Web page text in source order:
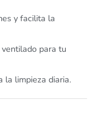
y facilita la
para tu
la limpieza diaria.